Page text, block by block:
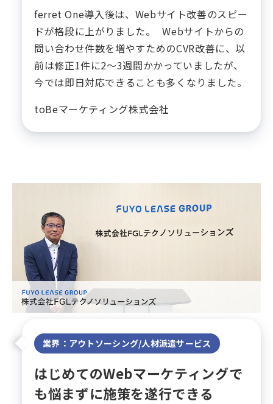
ferret One導入後は、Webサイト改善のスピー
ドが格段に上がりました。 Webサイトからの
問い合わせ件数を増やすためのCVR改善に、以
前は修正1件に2〜3週間かかっていましたが、
今では即日対応できることも多くなりました。
toBeマーケティング株式会社
業界：アウトソーシング/人材派遣サービス
はじめてのWebマーケティングで
も悩まずに施策を遂行できる